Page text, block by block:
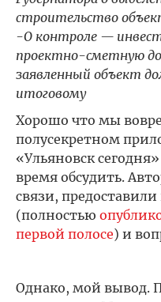
строительство
-О контроле —
проектно-сметную
заявленный объект
итоговому
Хорошо что мы
полусекретном
«Ульяновск
время обсудить.
связи,
(полностью
первой полосе) и
Однако, мой вывод.